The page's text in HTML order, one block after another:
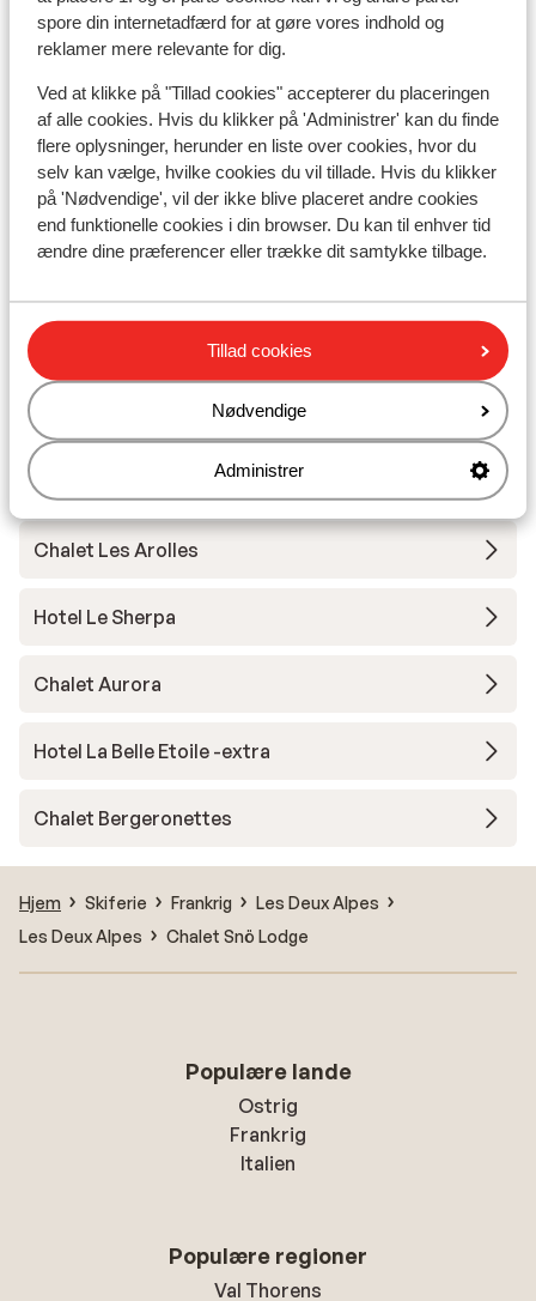
spore din internetadfærd for at gøre vores indhold og
reklamer mere relevante for dig.
Ved at klikke på "Tillad cookies" accepterer du placeringen
af alle cookies. Hvis du klikker på 'Administrer' kan du finde
flere oplysninger, herunder en liste over cookies, hvor du
selv kan vælge, hvilke cookies du vil tillade. Hvis du klikker
på 'Nødvendige', vil der ikke blive placeret andre cookies
end funktionelle cookies i din browser. Du kan til enhver tid
ændre dine præferencer eller trække dit samtykke tilbage.
Tillad cookies
Nødvendige
Administrer
Résidence l'Alpeggio
Chalet Grizzly
Base Camp Lodge Les Deux Alpes
Hotel L'Orée des Pistes
Hotel Chamois Lodge
The People Les 2 Alpes
Hotel Les Mélèzes
Chalet Les Arolles
Hotel Le Sherpa
Chalet Aurora
Hotel La Belle Etoile -extra
Chalet Bergeronettes
Hjem Skiferie Frankrig
Les Deux Alpes
Les Deux Alpes
Chalet Snö Lodge
Populære lande
Ostrig
Frankrig
Italien
Populære regioner
Val Thorens